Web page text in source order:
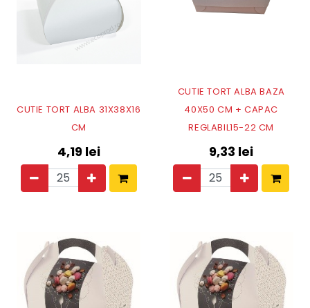
CUTIE TORT ALBA 31X38X16
CM
4,19lei
CUTIE TORT ALBA BAZA
40X50 CM + CAPAC
REGLABIL15-22 CM
9,33 lei